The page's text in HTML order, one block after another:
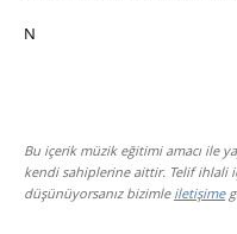
N
Bu içerik müzik eğitimi amacı ile
kendi sahiplerine aittir. Telif ihlali
düşünüyorsanız bizimle iletişime